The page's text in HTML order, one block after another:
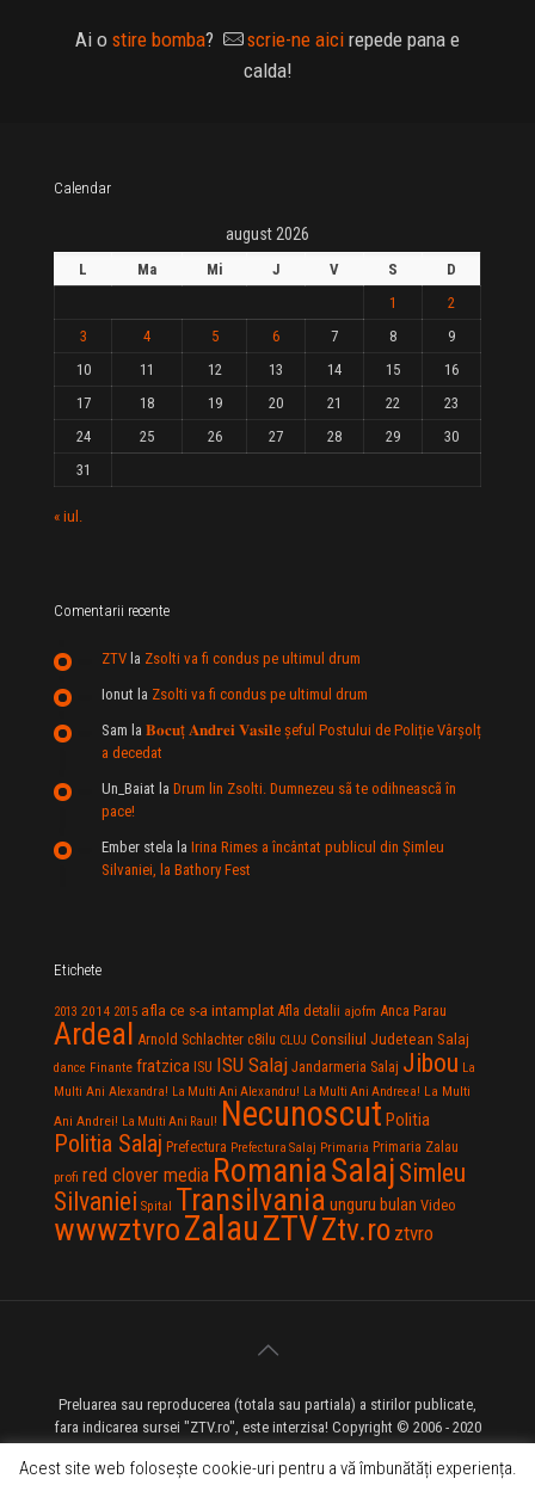
Ai o stire bomba? scrie-ne aici repede pana e
calda!
Calendar
august 2026
L Ma Mi J V S
D
1
2
3
4 5 6 7 8
9
10
11 12 13 14 15
16
17
18 19 20 21 22
23
24
25 26 27 28 29
30
31
« iul.
Comentarii recente
ZTV la Zsolti va fi condus pe ultimul drum
Ionut la Zsolti va fi condus pe ultimul drum
Sam la 𝐁𝐨𝐜𝐮ț 𝐀𝐧𝐝𝐫𝐞𝐢 𝐕𝐚𝐬𝐢𝐥e şeful Postului de Poliție Vârșolț
a decedat
Un_Baiat la Drum lin Zsolti. Dumnezeu sã te odihneascã în
pace!
Ember stela la Irina Rimes a încântat publicul din Şimleu
Silvaniei, la Bathory Fest
Etichete
2013 2014 2015 afla ce s-a intamplat Afla detalii ajofm Anca Parau
Ardeal Arnold Schlachter c8ilu CLUJ Consiliul Judetean Salaj
dance Finante fratzica ISU ISU Salaj Jandarmeria Salaj Jibou La
Multi Ani Alexandra! La Multi Ani Alexandru! La Multi Ani Andreea! La Multi
Ani Andrei! La Multi Ani Raul! Necunoscut Politia
Politia Salaj Prefectura Prefectura Salaj Primaria Primaria Zalau
profi red clover media RomaniaSalaj Simleu
Silvaniei Spital Transilvania unguru bulan Video
wwwztvroZalauZTVZtv.ro ztvro
Preluarea sau reproducerea (totala sau partiala) a stirilor publicate,
fara indicarea sursei "ZTV.ro", este interzisa! Copyright © 2006 - 2020
ZTV.ro - Televiziune pe Internet - Zalau TV
Acest site web folosește cookie-uri pentru a vă îmbunătăți experiența.